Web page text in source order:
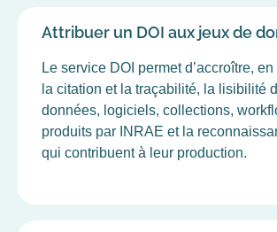
Attribuer un DOI aux jeux de
Le service DOI permet d’accroître,
la citation et la traçabilité, la lisibilité
données, logiciels, collections,
produits par INRAE et la
qui contribuent à leur production.